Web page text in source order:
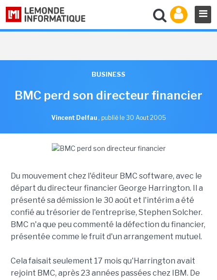
BUSINESS
BMC perd son directeur financier
Vincent Delfau , publié le 30 Aout 2005
Du mouvement chez l'éditeur BMC software, avec le
départ du directeur financier George Harrington. Il a
présenté sa démission le 30 août et l'intérim a été
confié au trésorier de l'entreprise, Stephen Solcher.
BMC n'a que peu commenté la défection du financier,
présentée comme le fruit d'un arrangement mutuel.
Cela faisait seulement 17 mois qu'Harrington avait
rejoint BMC, après 23 années passées chez IBM. De